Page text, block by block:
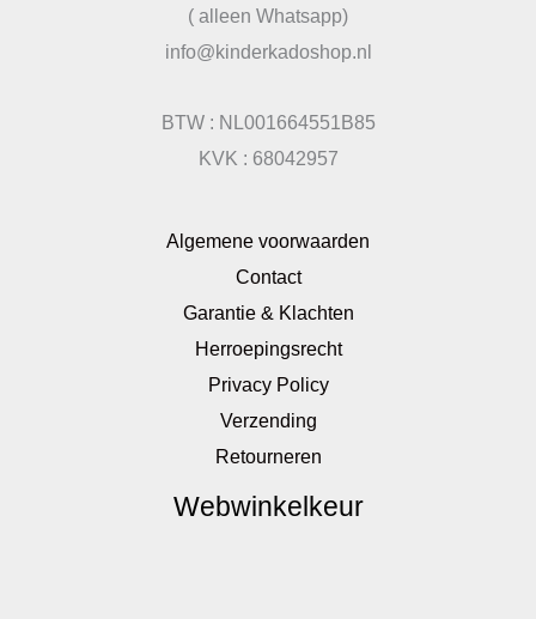
( alleen Whatsapp)
info@kinderkadoshop.nl
BTW : NL001664551B85
KVK : 68042957
Algemene voorwaarden
Contact
Garantie & Klachten
Herroepingsrecht
Privacy Policy
Verzending
Retourneren
Webwinkelkeur